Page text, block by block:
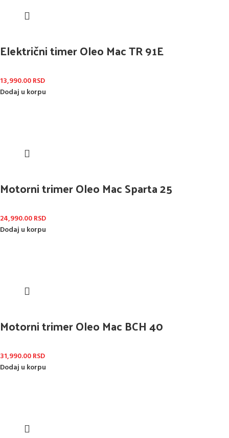
Električni timer Oleo Mac TR 91E
13,990.00RSD
Dodaj u korpu
Motorni trimer Oleo Mac Sparta 25
24,990.00RSD
Dodaj u korpu
Motorni trimer Oleo Mac BCH 40
31,990.00RSD
Dodaj u korpu